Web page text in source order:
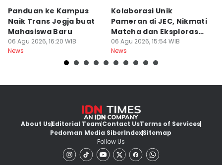
Panduan ke Kampus
Naik Trans Jogja buat
Mahasiswa Baru
06 Agu 2026, 16:20 WIB
News
Kolaborasi Unik
Pameran di JEC, Nikmati
Matcha dan Eksplorasi
Furnitur
06 Agu 2026, 15:54 WIB
News
About UsEditorial TeamContact UsTerms of Services
Pedoman Media SiberIndexSitemap
Follow Us